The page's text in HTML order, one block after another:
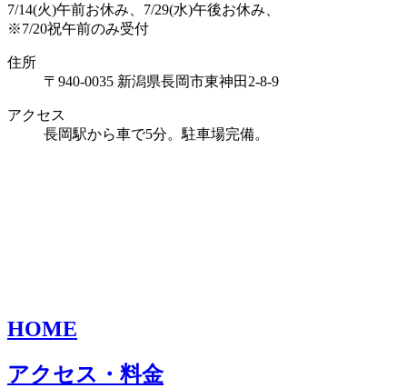
7/14(火)午前お休み、7/29(水)午後お休み、
※7/20祝午前のみ受付
住所
〒940-0035 新潟県長岡市東神田2-8-9
アクセス
長岡駅から車で5分。駐車場完備。
HOME
アクセス・料金